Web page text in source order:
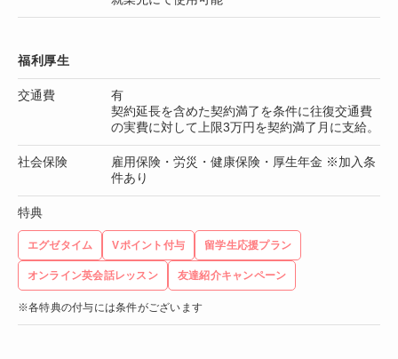
福利厚生
交通費
有
契約延長を含めた契約満了を条件に往復交通費
の実費に対して上限3万円を契約満了月に支給。
社会保険
雇用保険・労災・健康保険・厚生年金 ※加入条
件あり
特典
エグゼタイム Vポイント付与 留学生応援プラン
オンライン英会話レッスン 友達紹介キャンペーン
※各特典の付与には条件がございます